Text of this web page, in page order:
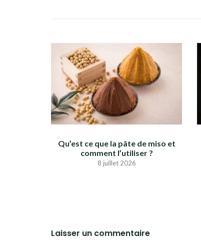
Qu’est ce que la pâte de miso et
comment l’utiliser ?
8 juillet 2026
Laisser un commentaire